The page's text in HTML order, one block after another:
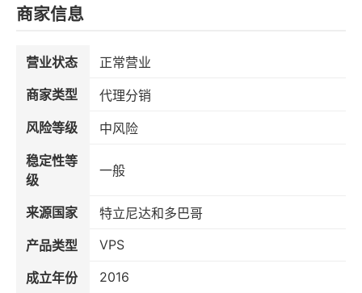
商家信息
营业状态
正常营业
商家类型
代理分销
风险等级
中风险
稳定性等
级
一般
来源国家
特立尼达和多巴哥
产品类型
VPS
成立年份 2016